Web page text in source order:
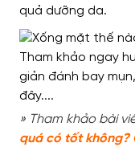
quả dưỡng da.
» Tham khảo bài
quá có tốt không?